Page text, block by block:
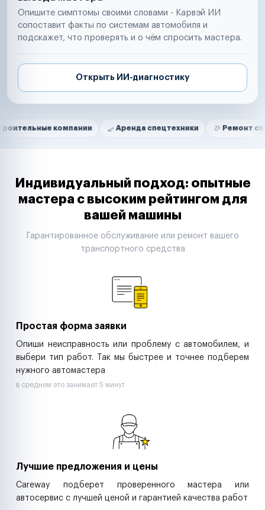
Опишите симптомы своими словами - Карвэй ИИ
сопоставит факты по системам автомобиля и
подскажет, что проверять и о чём спросить мастера.
Открыть ИИ-диагностику
Нам доверяют
компании Аренда спецтехники Ремонт спецтехники
Маркетплейсы
Таксопарки
Автодилеры
Строительные компании
Аренда спецтехники
Индивидуальный подход: опытные
мастера с высоким рейтингом для
вашей машины
Гарантированное обслуживание или ремонт вашего
транспортного средства
Простая форма заявки
Опиши неисправность или проблему с автомобилем, и
выбери тип работ. Так мы быстрее и точнее подберем
нужного автомастера
в среднем это занимает 5 минут
Лучшие предложения и цены
Careway подберет проверенного мастера или
автосервис с лучшей ценой и гарантией качества работ